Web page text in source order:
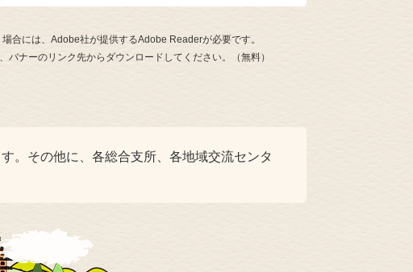
合には、Adobe社が提供するAdobe Readerが必要です。
バナーのリンク先からダウンロードしてください。（無料）
。その他に、各総合支所、各地域交流センタ